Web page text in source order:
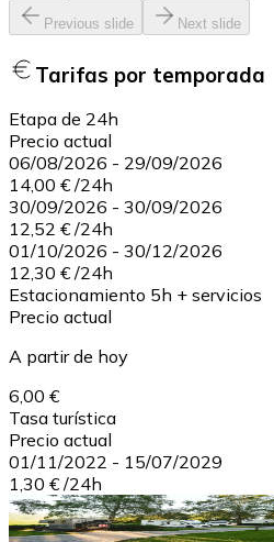
Previous slide Next slide
Tarifas por temporada
Etapa de 24h
Precio actual
06/08/2026 - 29/09/2026
14,00 € /24h
30/09/2026 - 30/09/2026
12,52 € /24h
01/10/2026 - 30/12/2026
12,30 € /24h
Estacionamiento 5h + servicios
Precio actual
A partir de hoy
6,00 €
Tasa turística
Precio actual
01/11/2022 - 15/07/2029
1,30 € /24h